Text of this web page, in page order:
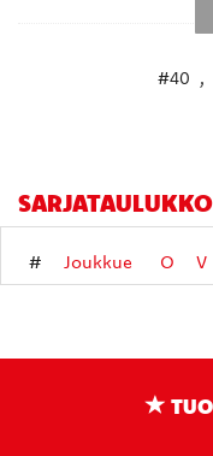
#40 ,
SARJATAULUKKO
# Joukkue O V